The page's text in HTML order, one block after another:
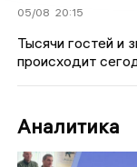
05/08 20:15
Тысячи гостей и
происходит
Аналитика